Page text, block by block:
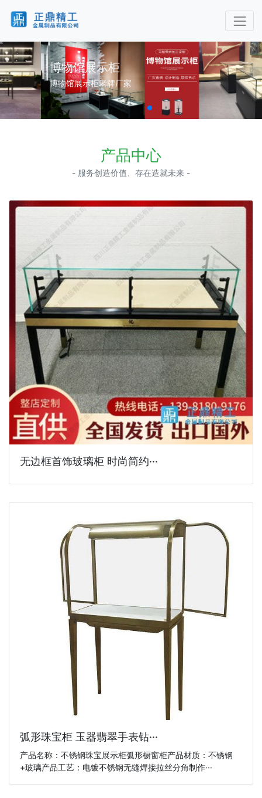
博物馆展示柜
博物馆展示柜老牌厂家
产品中心
- 服务创造价值、存在造就未来 -
无边框首饰玻璃柜 时尚简约···
弧形珠宝柜 玉器翡翠手表钻···
产品名称：不锈钢珠宝展示柜弧形橱窗柜产品材质：不锈钢
+玻璃产品工艺：电镀不锈钢无缝焊接拉丝分角制作···